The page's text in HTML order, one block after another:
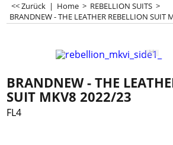
<< Zurück | Home > REBELLION SUITS >
BRANDNEW - THE LEATHER REBELLION SUIT
BRANDNEW - THE
SUIT MKV8 2022/23
FL4